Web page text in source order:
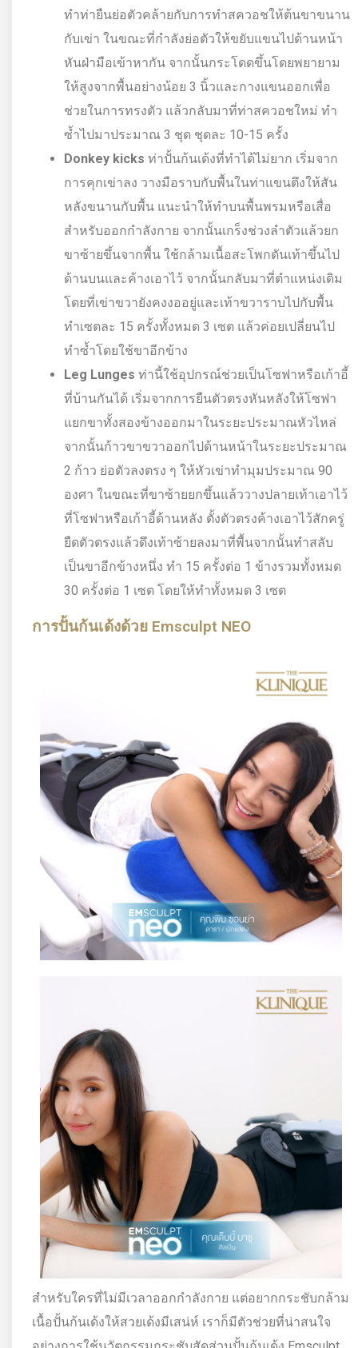
ทำท่ายืนย่อตัวคล้ายกับการทำสควอชให้ต้นขาขนาน
กับเข่า ในขณะที่กำลังย่อตัวให้ขยับแขนไปด้านหน้า
หันฝ่ามือเข้าหากัน จากนั้นกระโดดขึ้นโดยพยายาม
ให้สูงจากพื้นอย่างน้อย 3 นิ้วและกางแขนออกเพื่อ
ช่วยในการทรงตัว แล้วกลับมาที่ท่าสควอชใหม่ ทำ
ซ้ำไปมาประมาณ 3 ชุด ชุดละ 10-15 ครั้ง
Donkey kicks ท่าปั้นก้นเด้งที่ทำได้ไม่ยาก เริ่มจาก
การคุกเข่าลง วางมือราบกับพื้นในท่าแขนตึงให้สัน
หลังขนานกับพื้น แนะนำให้ทำบนพื้นพรมหรือเสื่อ
สำหรับออกกำลังกาย จากนั้นเกร็งช่วงลำตัวแล้วยก
ขาซ้ายขึ้นจากพื้น ใช้กล้ามเนื้อสะโพกดันเท้าขึ้นไป
ด้านบนและค้างเอาไว้ จากนั้นกลับมาที่ตำแหน่งเดิม
โดยที่เข่าขวายังคงงออยู่และเท้าขวาราบไปกับพื้น
ทำเซตละ 15 ครั้งทั้งหมด 3 เซต แล้วค่อยเปลี่ยนไป
ทำซ้ำโดยใช้ขาอีกข้าง
Leg Lunges ท่านี้ใช้อุปกรณ์ช่วยเป็นโซฟาหรือเก้าอี้
ที่บ้านกันได้ เริ่มจากการยืนตัวตรงหันหลังให้โซฟา
แยกขาทั้งสองข้างออกมาในระยะประมาณหัวไหล่
จากนั้นก้าวขาขวาออกไปด้านหน้าในระยะประมาณ
2 ก้าว ย่อตัวลงตรง ๆ ให้หัวเข่าทำมุมประมาณ 90
องศา ในขณะที่ขาซ้ายยกขึ้นแล้ววางปลายเท้าเอาไว้
ที่โซฟาหรือเก้าอี้ด้านหลัง ตั้งตัวตรงค้างเอาไว้สักครู่
ยืดตัวตรงแล้วดึงเท้าซ้ายลงมาที่พื้นจากนั้นทำสลับ
เป็นขาอีกข้างหนึ่ง ทำ 15 ครั้งต่อ 1 ข้างรวมทั้งหมด
30 ครั้งต่อ 1 เซต โดยให้ทำทั้งหมด 3 เซต
การปั้นก้นเด้งด้วย Emsculpt NEO
สำหรับใครที่ไม่มีเวลาออกกำลังกาย แต่อยากกระชับกล้าม
เนื้อปั้นก้นเด้งให้สวยเด้งมีเสน่ห์ เราก็มีตัวช่วยที่น่าสนใจ